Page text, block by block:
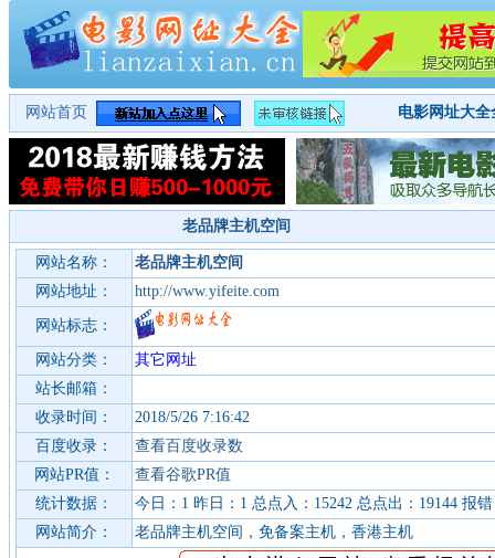
网站首页 电影网址大
老品牌主机空间
网站名称：
老品牌主机空间
网站地址：
http://www.yifeite.com
网站标志：
网站分类：
其它网址
站长邮箱：
收录时间：
2018/5/26 7:16:42
百度收录：
查看百度收录数
网站PR值：
查看谷歌PR值
统计数据：
今日：1 昨日：1 总点入：15242 总点出：19144 报错
网站简介：
老品牌主机空间，免备案主机，香港主机